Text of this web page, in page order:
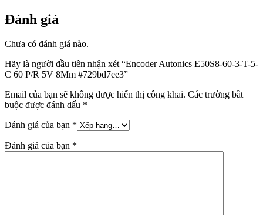
Đánh giá
Chưa có đánh giá nào.
Hãy là người đầu tiên nhận xét “Encoder Autonics E50S8-60-3-T-5-
C 60 P/R 5V 8Mm #729bd7ee3”
Email của bạn sẽ không được hiển thị công khai. Các trường bắt
buộc được đánh dấu *
Đánh giá của bạn *
Đánh giá của bạn *